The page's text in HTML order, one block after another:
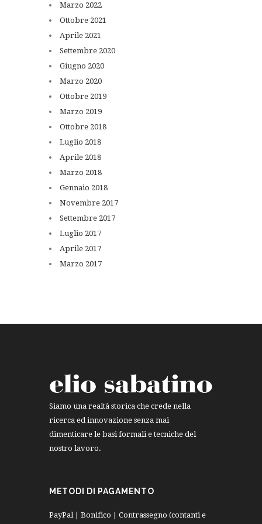
Marzo 2022
Ottobre 2021
Aprile 2021
Settembre 2020
Giugno 2020
Marzo 2020
Ottobre 2019
Marzo 2019
Ottobre 2018
Luglio 2018
Aprile 2018
Marzo 2018
Gennaio 2018
Novembre 2017
Settembre 2017
Luglio 2017
Aprile 2017
Marzo 2017
Siamo una realtà storica che crede nella
ricerca ed innovazione senza mai
dimenticare le basi formali e tecniche del
nostro lavoro.
METODI DI PAGAMENTO
PayPal | Bonifico | Contrassegno (contanti e